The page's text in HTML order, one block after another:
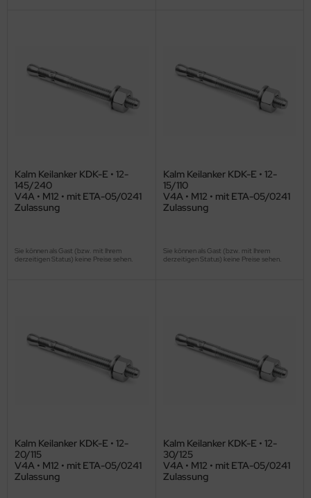
Kalm Keilanker KDK-E • 12-
145/240
V4A • M12 • mit ETA-05/0241
Zulassung
Sie können als Gast (bzw. mit Ihrem
derzeitigen Status) keine Preise sehen.
Kalm Keilanker KDK-E • 12-
15/110
V4A • M12 • mit ETA-05/0241
Zulassung
Sie können als Gast (bzw. mit Ihrem
derzeitigen Status) keine Preise sehen.
Kalm Keilanker KDK-E • 12-
20/115
V4A • M12 • mit ETA-05/0241
Zulassung
Kalm Keilanker KDK-E • 12-
30/125
V4A • M12 • mit ETA-05/0241
Zulassung